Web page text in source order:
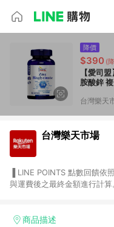
降價
$390 (
【愛司
胺酸鋅
台灣樂天
台灣樂天市場
與運費後之最終金額進行計算。 ▐ 注意事項 (1) 部分服務及
Smart mobile、神腦生活、
商品描述